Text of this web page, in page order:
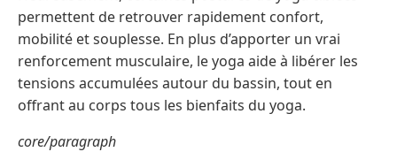
permettent de retrouver rapidement confort,
mobilité et souplesse. En plus d’apporter un vrai
renforcement musculaire, le yoga aide à libérer les
tensions accumulées autour du bassin, tout en
offrant au corps tous les bienfaits du yoga.
core/paragraph